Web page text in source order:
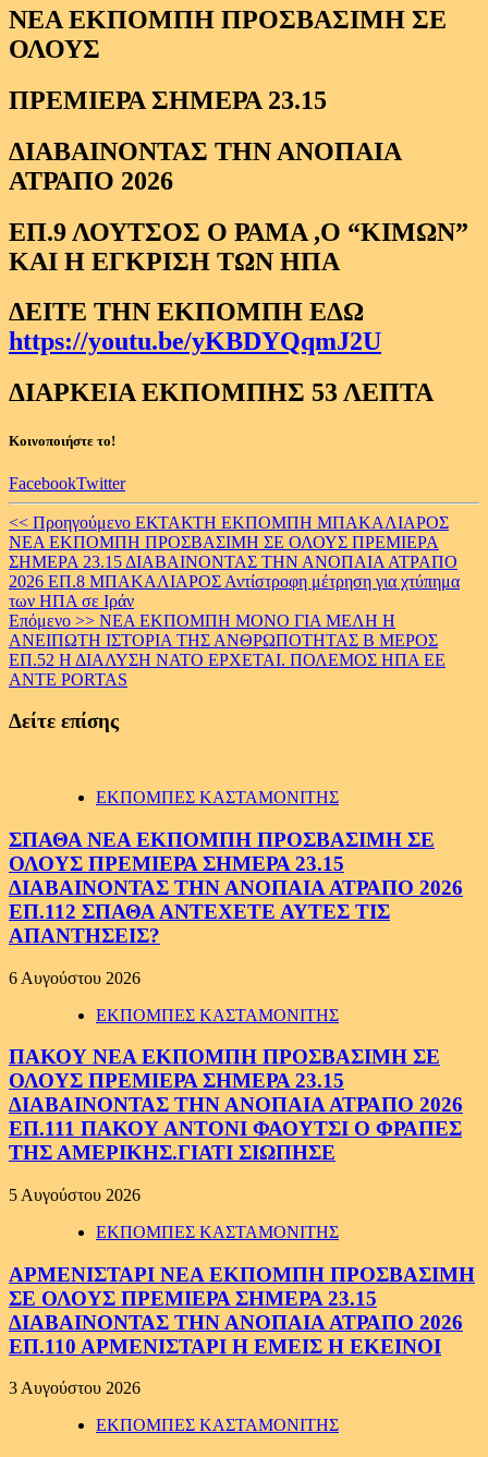
ΝΕΑ ΕΚΠΟΜΠΗ ΠΡΟΣΒΑΣΙΜΗ ΣΕ
ΟΛΟΥΣ
ΠΡΕΜΙΕΡΑ ΣΗΜΕΡΑ 23.15
ΔΙΑΒΑΙΝΟΝΤΑΣ ΤΗΝ ΑΝΟΠΑΙΑ
ΑΤΡΑΠΟ 2026
ΕΠ.9 ΛΟΥΤΣΟΣ Ο ΡΑΜΑ ,Ο “ΚΙΜΩΝ”
ΚΑΙ Η ΕΓΚΡΙΣΗ ΤΩΝ ΗΠΑ
ΔΕΙΤΕ ΤΗΝ ΕΚΠΟΜΠΗ ΕΔΩ
https://youtu.be/yKBDYQqmJ2U
ΔΙΑΡΚΕΙΑ ΕΚΠΟΜΠΗΣ 53 ΛΕΠΤΑ
Κοινοποιήστε το!
FacebookTwitter
Continue
Reading
<< Προηγούμενο ΕΚΤΑΚΤΗ ΕΚΠΟΜΠΗ ΜΠΑΚΑΛΙΑΡΟΣ
ΝΕΑ ΕΚΠΟΜΠΗ ΠΡΟΣΒΑΣΙΜΗ ΣΕ ΟΛΟΥΣ ΠΡΕΜΙΕΡΑ
ΣΗΜΕΡΑ 23.15 ΔΙΑΒΑΙΝΟΝΤΑΣ ΤΗΝ ΑΝΟΠΑΙΑ ΑΤΡΑΠΟ
2026 ΕΠ.8 ΜΠΑΚΑΛΙΑΡΟΣ Αντίστροφη μέτρηση για χτύπημα
των ΗΠΑ σε Ιράν
Επόμενο >> ΝΕΑ ΕΚΠΟΜΠΗ ΜΟΝΟ ΓΙΑ ΜΕΛΗ Η
ΑΝΕΙΠΩΤΗ ΙΣΤΟΡΙΑ ΤΗΣ ΑΝΘΡΩΠΟΤΗΤΑΣ Β ΜΕΡΟΣ
ΕΠ.52 Η ΔΙΑΛΥΣΗ ΝΑΤΟ ΕΡΧΕΤΑΙ. ΠΟΛΕΜΟΣ ΗΠΑ ΕΕ
ANTE PORTAS
Δείτε επίσης
ΕΚΠΟΜΠΕΣ ΚΑΣΤΑΜΟΝΙΤΗΣ
ΣΠΑΘΑ ΝΕΑ ΕΚΠΟΜΠΗ ΠΡΟΣΒΑΣΙΜΗ ΣΕ
ΟΛΟΥΣ ΠΡΕΜΙΕΡΑ ΣΗΜΕΡΑ 23.15
ΔΙΑΒΑΙΝΟΝΤΑΣ ΤΗΝ ΑΝΟΠΑΙΑ ΑΤΡΑΠΟ 2026
ΕΠ.112 ΣΠΑΘΑ ΑΝΤΕΧΕΤΕ ΑΥΤΕΣ ΤΙΣ
ΑΠΑΝΤΗΣΕΙΣ?
6 Αυγούστου 2026
ΕΚΠΟΜΠΕΣ ΚΑΣΤΑΜΟΝΙΤΗΣ
ΠΑΚΟΥ ΝΕΑ ΕΚΠΟΜΠΗ ΠΡΟΣΒΑΣΙΜΗ ΣΕ
ΟΛΟΥΣ ΠΡΕΜΙΕΡΑ ΣΗΜΕΡΑ 23.15
ΔΙΑΒΑΙΝΟΝΤΑΣ ΤΗΝ ΑΝΟΠΑΙΑ ΑΤΡΑΠΟ 2026
ΕΠ.111 ΠΑΚΟΥ ΑΝΤΟΝΙ ΦΑΟΥΤΣΙ Ο ΦΡΑΠΕΣ
ΤΗΣ ΑΜΕΡΙΚΗΣ.ΓΙΑΤΙ ΣΙΩΠΗΣΕ
5 Αυγούστου 2026
ΕΚΠΟΜΠΕΣ ΚΑΣΤΑΜΟΝΙΤΗΣ
ΑΡΜΕΝΙΣΤΑΡΙ ΝΕΑ ΕΚΠΟΜΠΗ ΠΡΟΣΒΑΣΙΜΗ
ΣΕ ΟΛΟΥΣ ΠΡΕΜΙΕΡΑ ΣΗΜΕΡΑ 23.15
ΔΙΑΒΑΙΝΟΝΤΑΣ ΤΗΝ ΑΝΟΠΑΙΑ ΑΤΡΑΠΟ 2026
ΕΠ.110 ΑΡΜΕΝΙΣΤΑΡΙ Η ΕΜΕΙΣ Η ΕΚΕΙΝΟΙ
3 Αυγούστου 2026
ΕΚΠΟΜΠΕΣ ΚΑΣΤΑΜΟΝΙΤΗΣ